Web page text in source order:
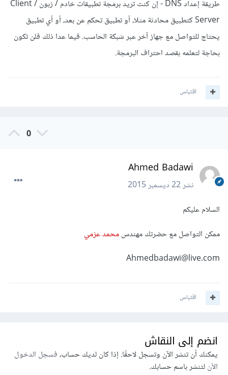
طريقة إعداد DNS - إن كنت تريد برمجة تطبيقات خادم / زبون Client /
Server كتطبيق محادثة مثلا، أو تطبيق تحكم عن بعد، أو أي تطبيق
يحتاج للتواصل مع جهاز آخر عبر شبكة الحاسب. فيما عدا ذلك فلن تكون
بحاجة لتعلمه بقصد احتراف البرمجة.
اقتباس
0
Ahmed Badawi
نشر22 ديسمبر 2015
السلام عليكم
ممكن التواصل مع حضرتك مهندسمحمد عزمي
Ahmedbadawi@live.com
اقتباس
انضم إلى النقاش
يمكنك أن تنشر الآن وتسجل لاحقًا. إذا كان لديك حساب،فسجل الدخول
الآنلتنشر باسم حسابك.